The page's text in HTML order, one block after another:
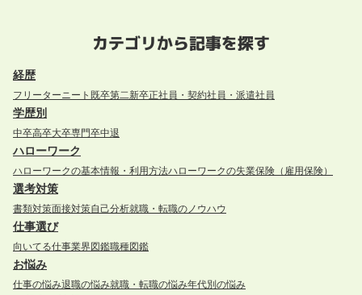
カテゴリから記事を探す
経歴
フリーターニート 既卒第二新卒正社員・契約社員・派遣社員
学歴別
中卒高卒大卒専門卒中退
ハローワーク
ハローワークの基本情報・利用方法ハローワークの失業保険（雇用保険）
選考対策
書類対策面接対策自己分析就職・転職のノウハウ
仕事選び
向いてる仕事業界図鑑職種図鑑
お悩み
仕事の悩み退職の悩み就職・転職の悩み年代別の悩み